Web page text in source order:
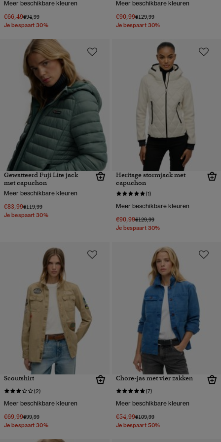
Meer beschikbare kleuren
€66,49Prijs verlaagd van
€94,99naar
Je bespaart 30%
Meer beschikbare kleuren
€90,99Prijs verlaagd van
€129,99naar
Je bespaart 30%
Gewatteerd Fuji Lite jack
met capuchon
Meer beschikbare kleuren
€83,99Prijs verlaagd van
€119,99naar
Je bespaart 30%
Heritage stormjack met
capuchon
(1)
Meer beschikbare kleuren
€90,99Prijs verlaagd van
€129,99naar
Je bespaart 30%
Scoutshirt
(2)
Meer beschikbare kleuren
€69,99Prijs verlaagd van
€99,99naar
Je bespaart 30%
Chore-jas met vier zakken
(7)
Meer beschikbare kleuren
€54,99Prijs verlaagd van
€109,99naar
Je bespaart 50%